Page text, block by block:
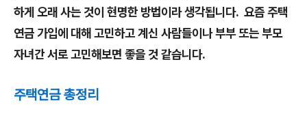
하게 오래 사는 것이 현명한 방법이라 생각됩니다. 요즘 주택
연금 가입에 대해 고민하고 계신 사람들이나 부부 또는 부모
자녀간 서로 고민해보면 좋을 것 같습니다.
주택연금 총정리